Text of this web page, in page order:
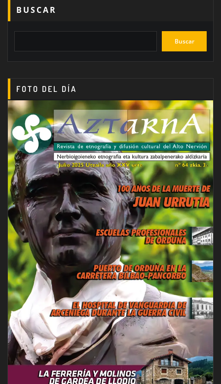
BUSCAR
Buscar
FOTO DEL DÍA